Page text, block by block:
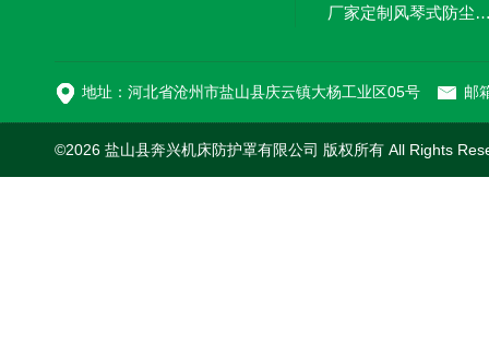
厂家定制风琴式
地址：河北省沧州市盐山县庆云镇大杨工业区05号 邮
©2026 盐山县奔兴机床防护罩有限公司 版权所有 All Rights